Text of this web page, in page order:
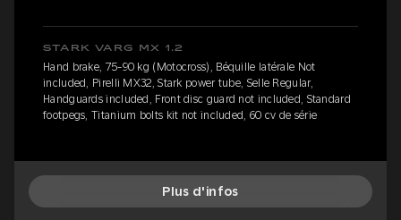
STARK VARG MX 1.2
Hand brake, 75-90 kg (Motocross), Béquille latérale Not
included, Pirelli MX32, Stark power tube, Selle Regular,
Handguards included, Front disc guard not included, Standard
footpegs, Titanium bolts kit not included, 60 cv de série
Plus d'infos